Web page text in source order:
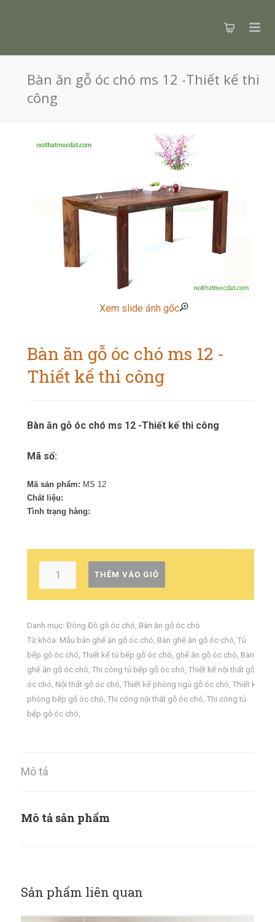
Bàn ăn gỗ óc chó ms 12 -Thiết kế thi
công
Xem slide ảnh gốc
Bàn ăn gỗ óc chó ms 12 -
Thiết kế thi công
Bàn ăn gỗ óc chó ms 12 -Thiết kế thi công
Mã số:
Mã sản phẩm: MS 12
Chất liệu:
Tình trạng hàng:
THÊM VÀO GIỎ
Danh mục: Đóng Đồ gỗ óc chó, Bàn ăn gỗ óc chó
Từ khóa: Mẫu bàn ghế ăn gỗ óc chó, Bàn ghế ăn gỗ óc chó, Tủ
bếp gỗ óc chó, Thiết kế tủ bếp gỗ óc chó, ghế ăn gỗ óc chó, Bàn
ghế ăn gỗ óc chó, Thi công tủ bếp gỗ óc chó, Thiết kế nội thất gỗ
óc chó, Nội thất gỗ óc chó, Thiết kế phòng ngủ gỗ óc chó, Thiết kế
phòng bếp gỗ óc chó, Thi công nội thất gỗ óc chó, Thi công tủ
bếp gỗ óc chó,
Mô tả
Mô tả sản phẩm
Sản phẩm liên quan